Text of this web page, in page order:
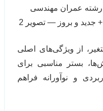
از ویژگی‌های اصلی
بستر مناسبی برای
و نوآورانه فراهم